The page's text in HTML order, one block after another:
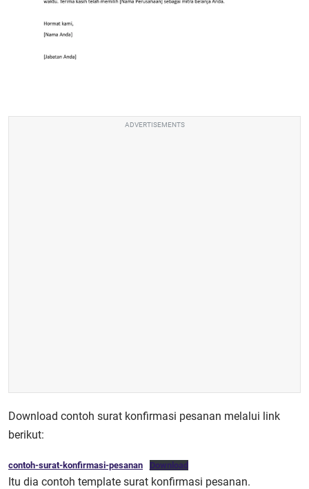
ADVERTISEMENTS
Download contoh surat konfirmasi pesanan melalui link
berikut:
contoh-surat-konfirmasi-pesanan Download
Itu dia contoh template surat konfirmasi pesanan.